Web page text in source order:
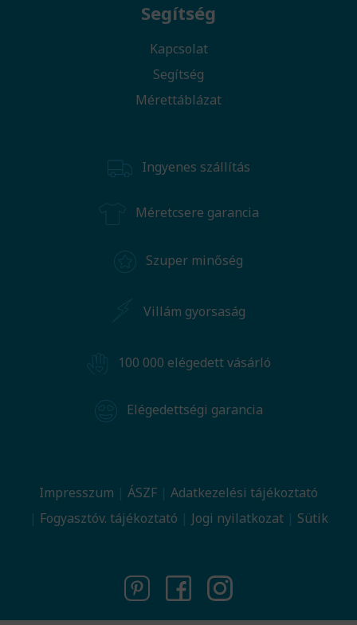
Segítség
Kapcsolat
Segítség
Mérettáblázat
Ingyenes szállítás
Méretcsere garancia
Szuper minőség
Villám gyorsaság
100 000 elégedett vásárló
Elégedettségi garancia
Impresszum ÁSZF
Adatkezelési tájékoztató
Fogyasztóv. tájékoztató
Jogi nyilatkozat Sütik